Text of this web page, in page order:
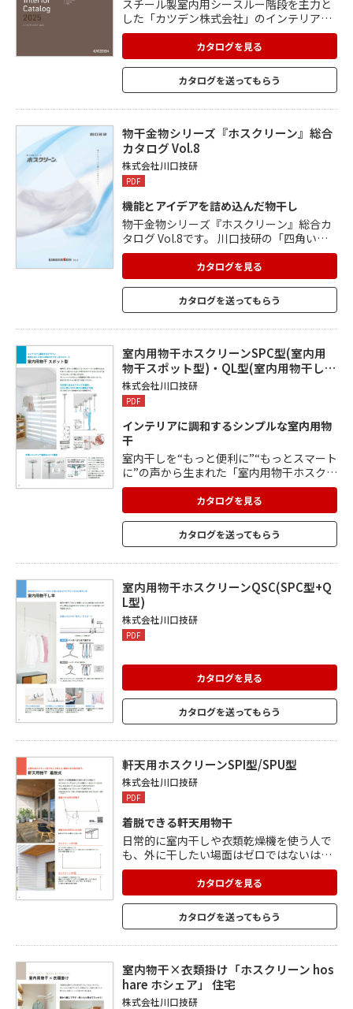
スチール製室内用シースルー階段を主力と
した「カツデン株式会社」のインテリアカ
タログ。 熟練の職人が手作業で一つ一つ丁
寧に仕上げられており、美しさへのこだわ
りは製品のいたるところに散りばめられて
います。 玄関ベンチ、飾り窓、室内パーテ
ィション、鉄巾木、スチールシェルフな
カタログを見る
カタログを送ってもらう
物干金物シリーズ『ホスクリーン』総合
カタログ Vol.8
株式会社川口技研
PDF
機能とアイデアを詰め込んだ物干し
物干金物シリーズ『ホスクリーン』総合カ
タログ Vol.8です。 川口技研の「四角い物
干し竿」は、物干し竿の断面を四角くし ハ
ンガーが竿の2点に接することで向きが揃
いやすくなるため、 衣類間の風通しがよく
なります。 段差をつけて竿が脱落しにくい
配慮や、便利な伸縮機能など、 こだわりの
ンアップで ご要望にお応えします。
カタログを見る
カタログを送ってもらう
室内用物干ホスクリーンSPC型(室内用
物干スポット型)・QL型(室内用物干し…
株式会社川口技研
PDF
インテリアに調和するシンプルな室内用物
干
室内干しを“もっと便利に”“もっとスマート
に”の声から生まれた「室内用物干ホスクリ
ーン スポット型」。 使わないときには取外
せるのでじゃまにならず、使うときにはし
っかり役に立ちます。 天井高にあわせてサ
イズを選択でき、さらに使いやすい高さに
調整も可能。 シンプルだからこそ設置場所
カタログを見る
カタログを送ってもらう
室内用物干ホスクリーンQSC(SPC型+Q
L型)
株式会社川口技研
PDF
カタログを見る
カタログを送ってもらう
軒天用ホスクリーンSPI型/SPU型
株式会社川口技研
PDF
着脱できる軒天用物干
日常的に室内干しや衣類乾燥機を使う人で
も、外に干したい場面はゼロではないは
ず。 軒天用ホスクリーンは、そんなときに
ちょうど良い物干です。 「SPU型」はポー
ルと竿が一体型のため、竿を別途購入する
必要がありません。 直線を基調とした統一
感のあるデザインで、住宅の美観にも配
に便利。 広さや洗濯物の量に応じて、2本
使いで取付寸法(幅)が変えられます。
カタログを見る
カタログを送ってもらう
室内物干×衣類掛け「ホスクリーン hos
hare ホシェア」 住宅
株式会社川口技研